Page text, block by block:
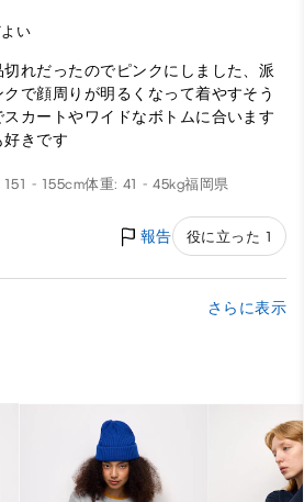
い
れだったのでピンクにしました、派
で顔周りが明るくなって着やすそう
カートやワイドなボトムに合います
きです
151 - 155cm体重: 41 - 45kg福岡県
報告 役に立った 1
さらに表示